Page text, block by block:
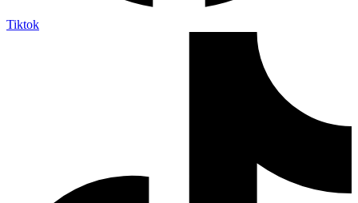
Tiktok